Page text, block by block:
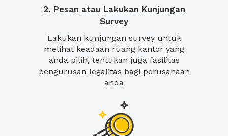
2. Pesan atau Lakukan Kunjungan
Survey
Lakukan kunjungan survey untuk
melihat keadaan ruang kantor yang
anda pilih, tentukan juga fasilitas
pengurusan legalitas bagi perusahaan
anda